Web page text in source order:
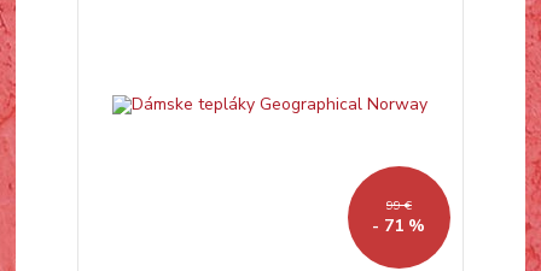
99 €
- 71 %